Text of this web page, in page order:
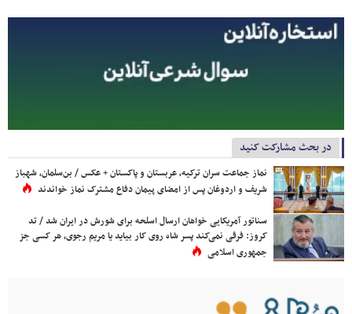
در بحث مشارکت کنید
نماز جماعت سران ترکیه، عربستان و پاکستان + عکس / بن‌سلمان، شهباز
شریف و اردوغان پس از امضای پیمان دفاع مشترک نماز خواندند
سناتور آمریکایی خواهان ارسال اسلحه برای شورش در ایران شد / تد
کروز: فرقی نمی‌کند پسر شاه روی کار بیاید یا مریم رجوی، هر کسی جز
جمهوری اسلامی